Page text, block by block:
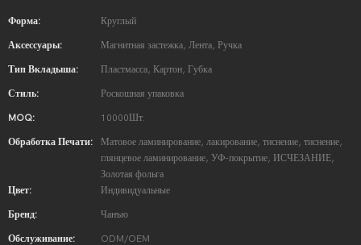
Форма: Круглый
Аксессуары: Магнитная застежка, Лента, Ручка
Тип Вкладыша: Пластмасса, Картон, Губка
Стиль: Роскошная упаковка
MOQ: 10000Шт.
Обработка Печати:
Матовое ламинирование, лакирование, тиснение, тиснение,
глянцевое ламинирование, УФ-покрытие, ИСЧЕЗАНИЕ,
Золотая фольга
Цвет:
Индивидуальные
Бренд: Чанъю
Обслуживание: ODM/OEM